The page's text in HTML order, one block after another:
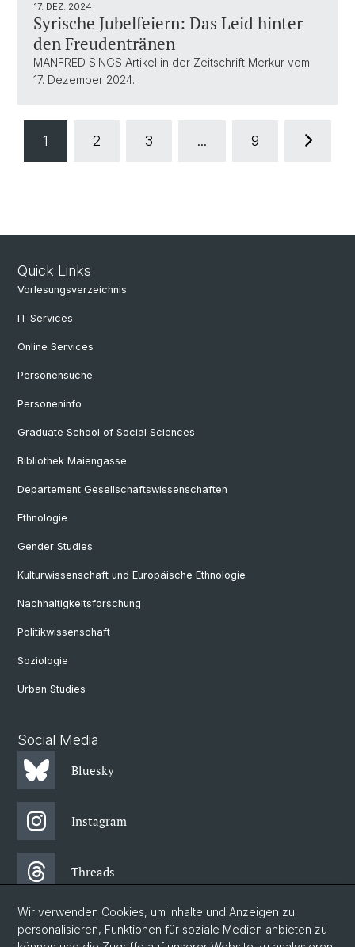
17. DEZ. 2024
Syrische Jubelfeiern: Das Leid hinter
den Freudentränen
MANFRED SINGS Artikel in der Zeitschrift Merkur vom
17. Dezember 2024.
1 2 3 ... 9
Quick Links
Vorlesungsverzeichnis
IT Services
Online Services
Personensuche
Personeninfo
Graduate School of Social Sciences
Bibliothek Maiengasse
Departement Gesellschaftswissenschaften
Ethnologie
Gender Studies
Kulturwissenschaft und Europäische Ethnologie
Nachhaltigkeitsforschung
Politikwissenschaft
Soziologie
Urban Studies
Social Media
Bluesky
Instagram
Threads
Facebook
Wir verwenden Cookies, um Inhalte und Anzeigen zu
personalisieren, Funktionen für soziale Medien anbieten zu